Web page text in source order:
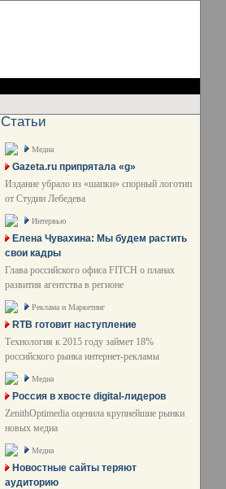
Статьи
Медиа
Gazeta.ru припрятала «g»
Издание убрало из «шапки» спорный логотип
от Студии Лебедева
Интервью
Елена Чувахина: Мы будем растить
свои кадры
Глава российского офиса FITCH о планах
развития агентства в регионе
Реклама и Маркетинг
RTB готовит наступление
Технология к 2015 году займет 18%
российского рынка интернет-рекламы
Медиа
Россия в хвосте digital-лидеров
ZenithOptimedia оценила крупнейшие рынки
новых медиа
Медиа
Новостные сайты теряют
аудиторию